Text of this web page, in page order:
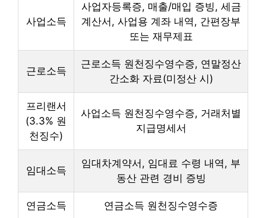
사업소득
사업자등록증, 매출/매입 증빙, 세금
계산서, 사업용 계좌 내역, 간편장부
또는 재무제표
근로소득
근로소득 원천징수영수증, 연말정산
간소화 자료(미정산 시)
프리랜서
(3.3% 원
천징수)
사업소득 원천징수영수증, 거래처별
지급명세서
임대소득
임대차계약서, 임대료 수령 내역, 부
동산 관련 경비 증빙
연금소득 연금소득 원천징수영수증